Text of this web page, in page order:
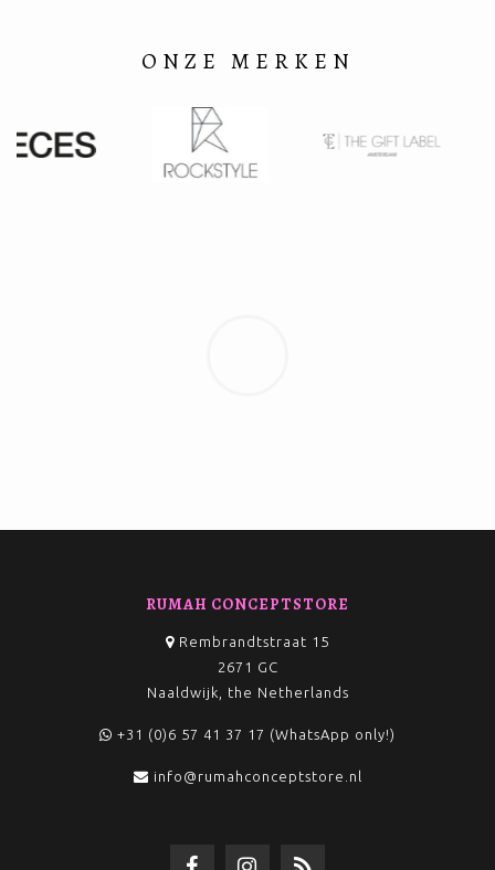
ONZE MERKEN
RUMAH CONCEPTSTORE
Rembrandtstraat 15
2671 GC
Naaldwijk, the Netherlands
+31 (0)6 57 41 37 17 (WhatsApp only!)
info@rumahconceptstore.nl